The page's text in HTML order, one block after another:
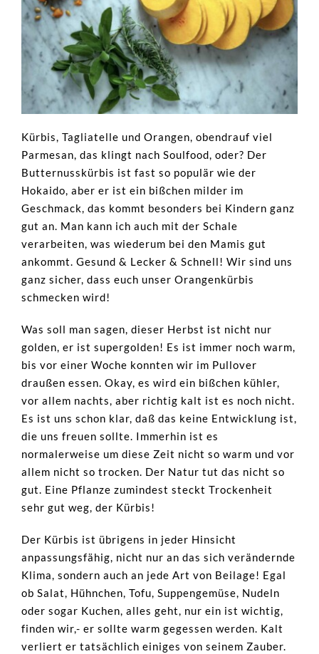
Kürbis, Tagliatelle und Orangen, obendrauf viel
Parmesan, das klingt nach Soulfood, oder? Der
Butternusskürbis ist fast so populär wie der
Hokaido, aber er ist ein bißchen milder im
Geschmack, das kommt besonders bei Kindern ganz
gut an. Man kann ich auch mit der Schale
verarbeiten, was wiederum bei den Mamis gut
ankommt. Gesund & Lecker & Schnell! Wir sind uns
ganz sicher, dass euch unser Orangenkürbis
schmecken wird!
Was soll man sagen, dieser Herbst ist nicht nur
golden, er ist supergolden! Es ist immer noch warm,
bis vor einer Woche konnten wir im Pullover
draußen essen. Okay, es wird ein bißchen kühler,
vor allem nachts, aber richtig kalt ist es noch nicht.
Es ist uns schon klar, daß das keine Entwicklung ist,
die uns freuen sollte. Immerhin ist es
normalerweise um diese Zeit nicht so warm und vor
allem nicht so trocken. Der Natur tut das nicht so
gut. Eine Pflanze zumindest steckt Trockenheit
sehr gut weg, der Kürbis!
Der Kürbis ist übrigens in jeder Hinsicht
anpassungsfähig, nicht nur an das sich verändernde
Klima, sondern auch an jede Art von Beilage! Egal
ob Salat, Hühnchen, Tofu, Suppengemüse, Nudeln
oder sogar Kuchen, alles geht, nur ein ist wichtig,
finden wir,- er sollte warm gegessen werden. Kalt
verliert er tatsächlich einiges von seinem Zauber.